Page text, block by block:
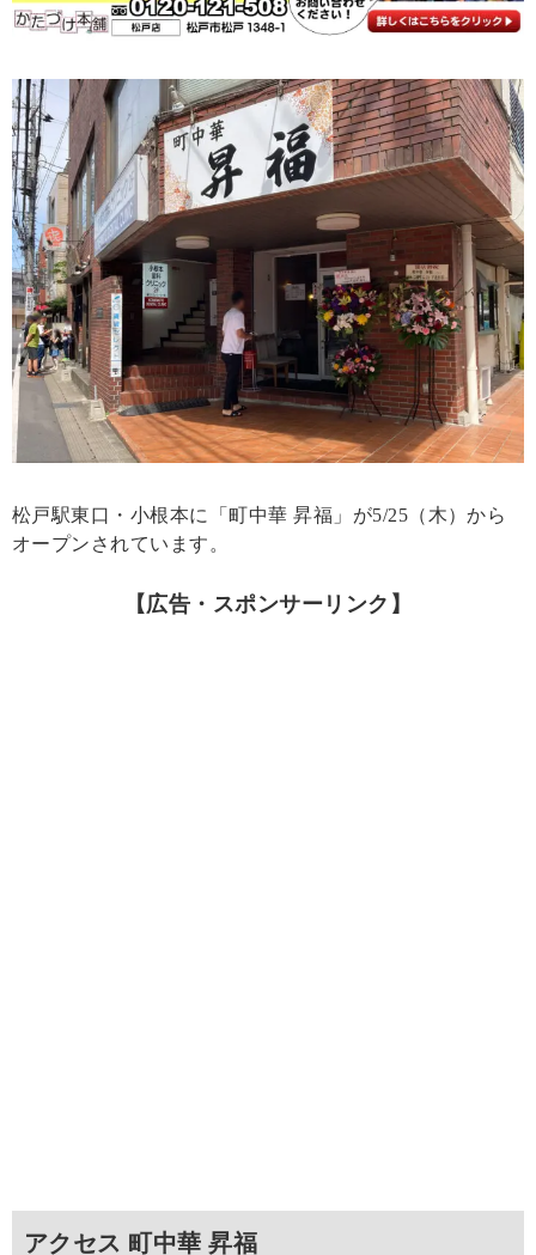
松戸駅東口・小根本に「町中華 昇福」が5/25（木）から
オープンされています。
【広告・スポンサーリンク】
アクセス 町中華 昇福